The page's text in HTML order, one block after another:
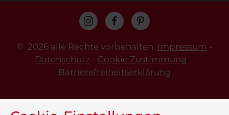
© 2026 alle Rechte vorbehalten. Impressum -
Datenschutz - Cookie Zustimmung -
Barrierefreiheitserklärung